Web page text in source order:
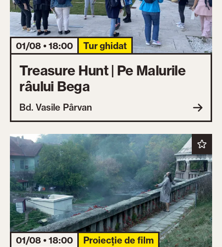
01/08 • 18:00 Tur ghidat
Treasure Hunt | Pe Malurile
râului Bega
Bd. Vasile Pârvan
01/08 • 18:00 Proiecție de film